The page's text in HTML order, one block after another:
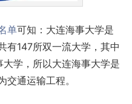
单可知：大连海事大学是
有147所双一流大学，其中
学，所以大连海事大学是
通运输工程。